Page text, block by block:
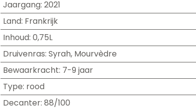
Jaargang: 2021
Land: Frankrijk
Inhoud: 0,75L
Druivenras: Syrah, Mourvèdre
Bewaarkracht: 7-9 jaar
Type: rood
Decanter: 88/100